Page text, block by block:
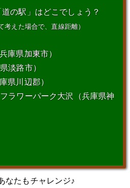
の駅」はどこでしょう？
考えた場合で、直線距離）
庫県加東市）
淡路市）
県川辺郡）
ラワーパーク大沢（兵庫県神
なたもチャレンジ♪